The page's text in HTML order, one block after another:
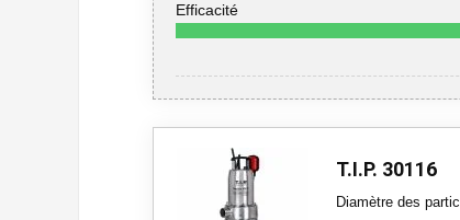
Efficacité
T.I.P. 30116
Diamètre des